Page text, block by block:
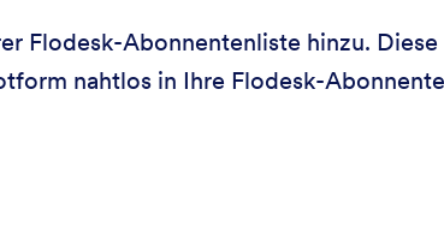
Flodesk-Abonnentenliste hinzu.
nahtlos in Ihre Flodesk-